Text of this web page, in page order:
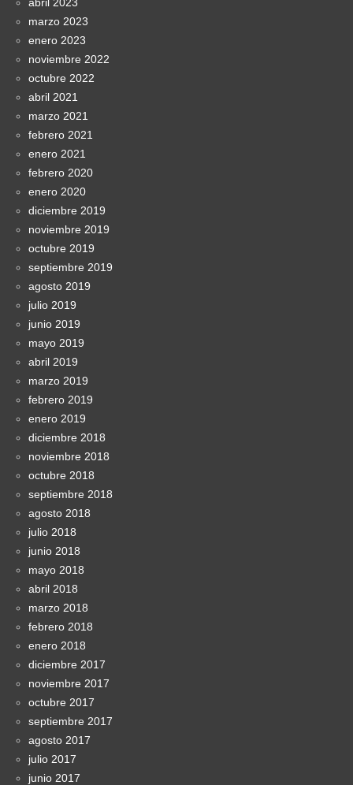
marzo 2023
enero 2023
noviembre 2022
octubre 2022
abril 2021
marzo 2021
febrero 2021
enero 2021
febrero 2020
enero 2020
diciembre 2019
noviembre 2019
octubre 2019
septiembre 2019
agosto 2019
julio 2019
junio 2019
mayo 2019
abril 2019
marzo 2019
febrero 2019
enero 2019
diciembre 2018
noviembre 2018
octubre 2018
septiembre 2018
agosto 2018
julio 2018
junio 2018
mayo 2018
abril 2018
marzo 2018
febrero 2018
enero 2018
diciembre 2017
noviembre 2017
octubre 2017
septiembre 2017
agosto 2017
julio 2017
junio 2017